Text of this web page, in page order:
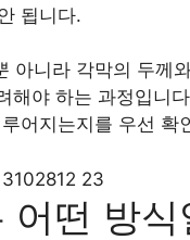
됩니다.
아니라 각막의 두께
해야 하는 과정입니
어지는지를 우선 확
어떤 방식